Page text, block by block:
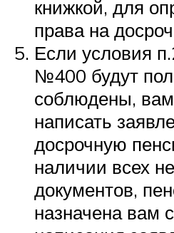
книжкой, для
права на
Если условия
№400 будут
соблюдены,
написать
досрочную
наличии всех
документов,
назначена вам